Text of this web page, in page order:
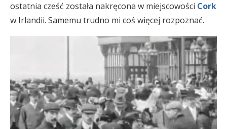
ostatnia cześć została nakręcona w miejscowości Cork
w Irlandii. Samemu trudno mi coś więcej rozpoznać.